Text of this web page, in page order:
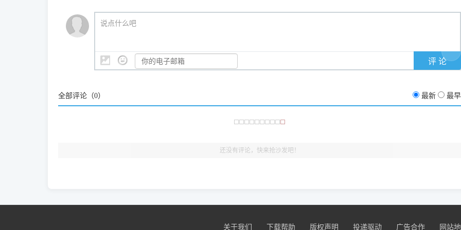
🎯 检验标准：只要驱动顺利装完，设备管理器内没有黄色感叹号，且打印测试能正常出纸，就说明已经完美兼容，无需纠
结显示名称上的细微差别。
说点什么吧
全部评论（0） 最新 最早
还没有评论，快来抢沙发吧！
关于我们 下载帮助 版权声明 投递驱动 广告合作 网站